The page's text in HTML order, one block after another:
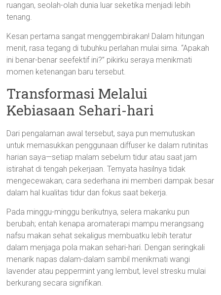
ruangan, seolah-olah dunia luar seketika menjadi lebih
tenang.
Kesan pertama sangat menggembirakan! Dalam hitungan
menit, rasa tegang di tubuhku perlahan mulai sirna. “Apakah
ini benar-benar seefektif ini?” pikirku seraya menikmati
momen ketenangan baru tersebut.
Transformasi Melalui
Kebiasaan Sehari-hari
Dari pengalaman awal tersebut, saya pun memutuskan
untuk memasukkan penggunaan diffuser ke dalam rutinitas
harian saya—setiap malam sebelum tidur atau saat jam
istirahat di tengah pekerjaan. Ternyata hasilnya tidak
mengecewakan; cara sederhana ini memberi dampak besar
dalam hal kualitas tidur dan fokus saat bekerja.
Pada minggu-minggu berikutnya, selera makanku pun
berubah; entah kenapa aromaterapi mampu merangsang
nafsu makan sehat sekaligus membuatku lebih teratur
dalam menjaga pola makan sehari-hari. Dengan seringkali
menarik napas dalam-dalam sambil menikmati wangi
lavender atau peppermint yang lembut, level stresku mulai
berkurang secara signifikan.